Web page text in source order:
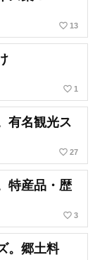
favorite_border 13
favorite_border 1
有名観光ス
favorite_border 27
特産品・歴
favorite_border 3
。郷土料